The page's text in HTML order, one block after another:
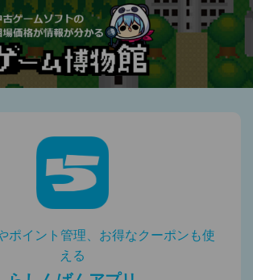
ポイント管理、お得なクーポンも使
える